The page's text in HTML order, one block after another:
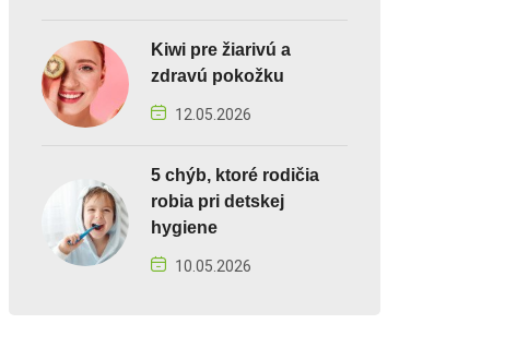
Kiwi pre žiarivú a
zdravú pokožku
12.05.2026
5 chýb, ktoré rodičia
robia pri detskej
hygiene
10.05.2026